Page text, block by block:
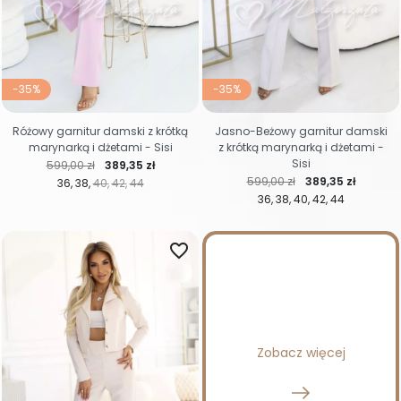
-35%
36 38 40 42 44
Cena regularna
599,00 zł Cena
389,35 zł
Różowy garnitur damski z krótką
marynarką i dżetami - Sisi
-35%
36 38 40 42 44
Cena regularna
599,00 zł Cena
389,35 zł
Jasno-Beżowy garnitur damski
z krótką marynarką i dżetami -
Sisi
favorite_border
Zobacz więcej